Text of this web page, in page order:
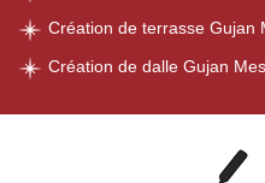
Création de terrasse Gujan
Création de dalle Gujan